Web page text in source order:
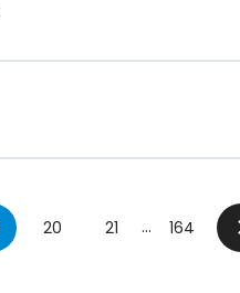
20 21 ... 164